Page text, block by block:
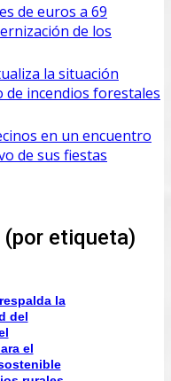
de euros a 69
de los
la situación
incendios forestales
en un encuentro
de sus fiestas
etiqueta)
la
del
el